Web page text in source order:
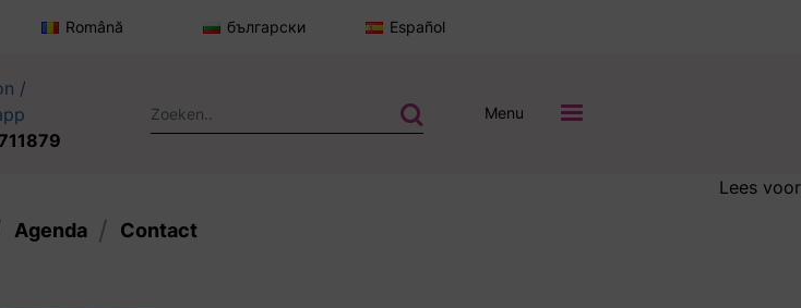
Lees voor
Română български Español
/
Menu
Agenda Contact